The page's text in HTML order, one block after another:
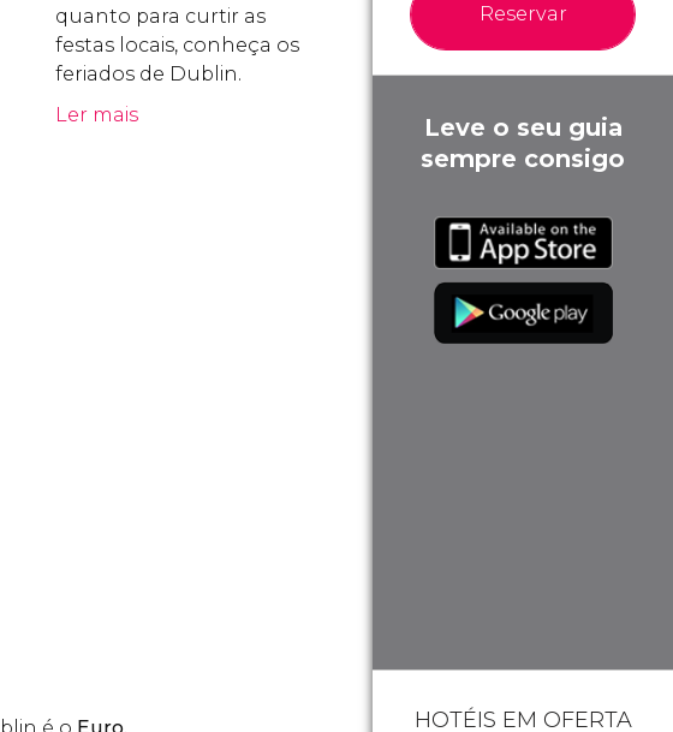
quanto para curtir as
festas locais, conheça os
feriados de Dublin.
Ler mais
Reservar
Leve o seu guia
sempre consigo
HOTÉIS EM OFERTA